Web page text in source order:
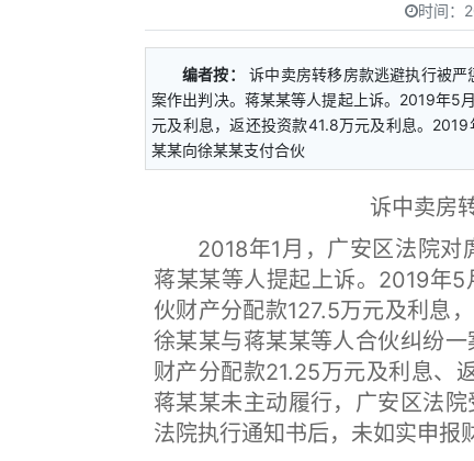
时间：
编者按：
诉中卖房转移房款逃避执行被
案作出判决。蒋某某等人提起上诉。2019年5
元及利息，返还投资款41.8万元及利息。
某某向徐某某支付合伙
诉中卖房
2018年1月，广安区法院对庹
蒋某某等人提起上诉。2019年
伙财产分配款127.5万元及利息
徐某某与蒋某某等人合伙纠纷
财产分配款21.25万元及利息、
蒋某某未主动履行，广安区法
法院执行通知书后，未如实申报